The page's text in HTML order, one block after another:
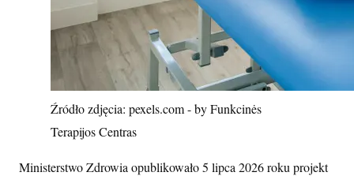
Źródło zdjęcia: pexels.com - by Funkcinės
Terapijos Centras
Ministerstwo Zdrowia opublikowało 5 lipca 2026 roku projekt